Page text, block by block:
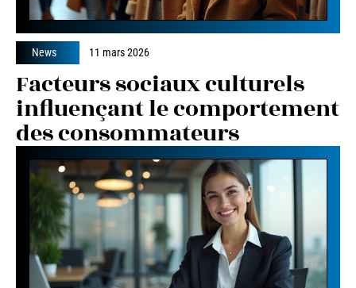
News 11 mars 2026
Facteurs sociaux culturels
influençant le comportement
des consommateurs